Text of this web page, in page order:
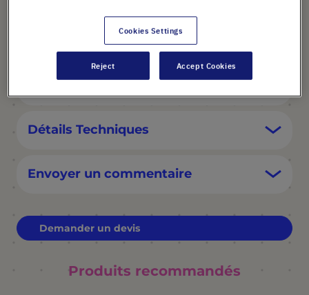
POINTS FORTS
Détails Techniques
Envoyer un commentaire
Demander un devis
Produits recommandés
Cookies Settings
Reject Accept Cookies